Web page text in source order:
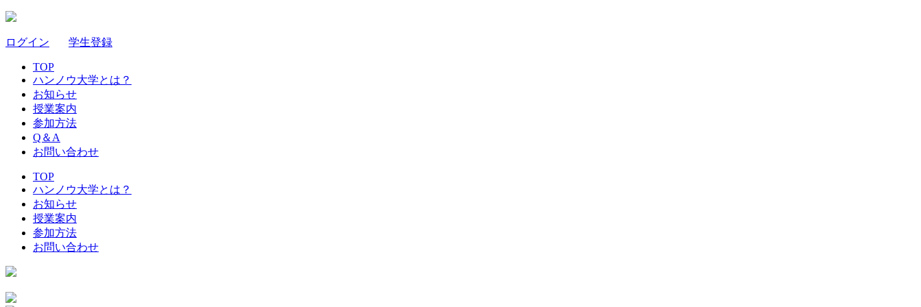
ログイン 学生登録
TOP
ハンノウ大学とは？
お知らせ
授業案内
参加方法
Q＆A
お問い合わせ
TOP
ハンノウ大学とは？
お知らせ
授業案内
参加方法
お問い合わせ